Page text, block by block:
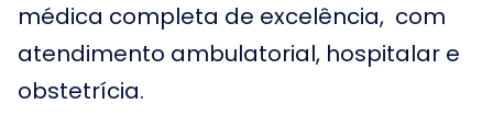
médica completa de excelência, com
atendimento ambulatorial, hospitalar e
obstetrícia.